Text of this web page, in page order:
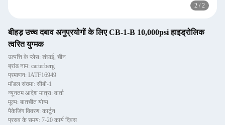
2 / 2
बीहड़ उच्च दबाव अनुप्रयोगों के लिए CB-1-B 10,000psi हाइड्रोलिक
त्वरित युग्मक
उत्पत्ति के प्लेस: शंघाई, चीन
ब्रांड नाम: carterberg
प्रमाणन: IATF16949
मॉडल संख्या: सीबी-1
न्यूनतम आदेश मात्रा: वार्ता
मूल्य: बातचीत योग्य
पैकेजिंग विवरण: कार्टून
प्रसव के समय: 7-20 कार्य दिवस